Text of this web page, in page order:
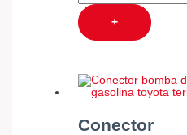
+
Conector